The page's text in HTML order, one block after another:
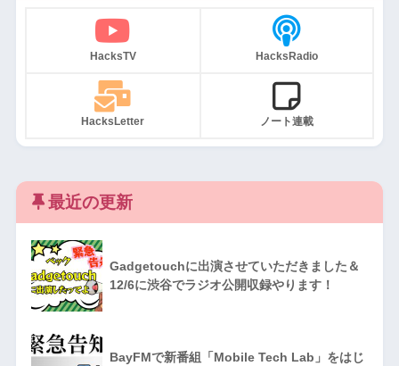
HacksTV HacksRadio
HacksLetter ノート連載
最近の更新
Gadgetouchに出演させていただきました＆
12/6に渋谷でラジオ公開収録やります！
BayFMで新番組「Mobile Tech Lab」をはじ